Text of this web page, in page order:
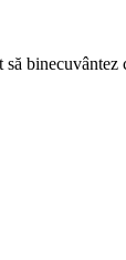
binecuvântez